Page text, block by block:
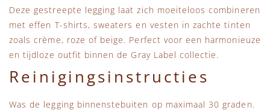
Deze gestreepte legging laat zich moeiteloos combineren
met effen T-shirts, sweaters en vesten in zachte tinten
zoals crème, roze of beige. Perfect voor een harmonieuze
en tijdloze outfit binnen de Gray Label collectie.
Reinigingsinstructies
Was de legging binnenstebuiten op maximaal 30 graden.